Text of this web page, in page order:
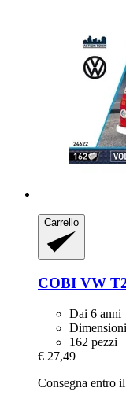
Carrello
COBI VW
Dai 6 anni
162 pezzi
€ 27,49
Consegna entro